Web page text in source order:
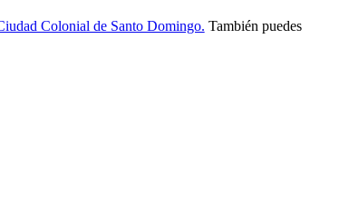
Colonial de Santo Domingo. También puedes